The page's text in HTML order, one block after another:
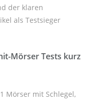
der klaren
als Testsieger
Mörser Tests kurz
Mörser mit Schlegel,